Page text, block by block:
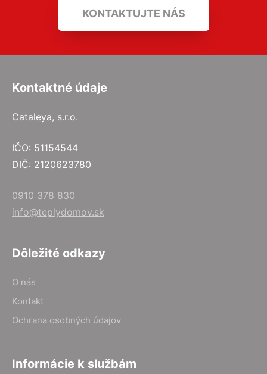
KONTAKTUJTE NÁS
Kontaktné údaje
Cataleya, s.r.o.
IČO: 51154544
DIČ: 2120623780
0910 378 830
info@teplydomov.sk
Dôležité odkazy
O nás
Kontakt
Ochrana osobných údajov
Informácie k službám